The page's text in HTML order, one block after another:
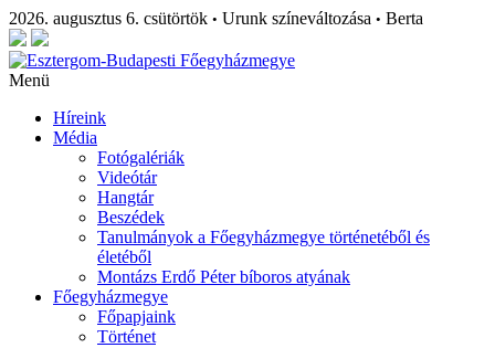
2026. augusztus 6. csütörtök • Urunk színeváltozása • Berta
Menü
Híreink
Média
Fotógalériák
Videótár
Hangtár
Beszédek
Tanulmányok a Főegyházmegye történetéből és
életéből
Montázs Erdő Péter bíboros atyának
Főegyházmegye
Főpapjaink
Történet